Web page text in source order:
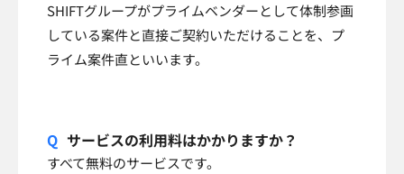
SHIFTグループがプライムベンダーとして体制参画
している案件と直接ご契約いただけることを、プ
ライム案件直といいます。
サービスの利用料はかかりますか？
すべて無料のサービスです。